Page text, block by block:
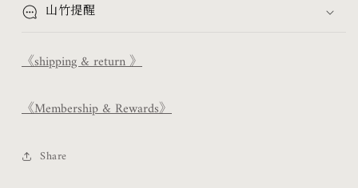
山竹提醒
《shipping & return 》
《Membership & Rewards》
Share